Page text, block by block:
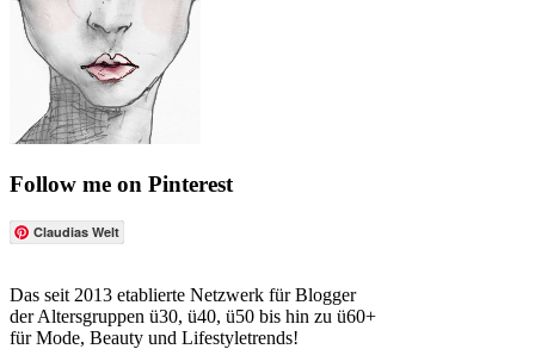
Follow me on Pinterest
Claudias Welt
Das seit 2013 etablierte Netzwerk für Blogger
der Altersgruppen ü30, ü40, ü50 bis hin zu ü60+
für Mode, Beauty und Lifestyletrends!